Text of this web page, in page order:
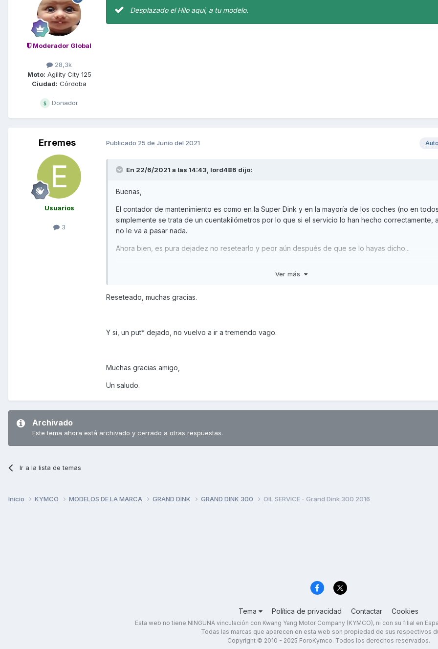
Moderador Global
28,3k
Moto: Agility City 125
Ciudad: Córdoba
Donador
Desplazado el Hilo aqui, a tu modelo.
Erremes
Usuarios
3
Publicado 25 de Junio del 2021
En 22/6/2021 a las 14:43, lord486 dijo:
Buenas,
El contador de mantenimiento es como en la Super Dink y en la mayoría de los coches (no en
simplemente se trata de un cuentakilómetros por lo que si el servicio lo han hecho correctamente,
no le va a pasar nada.
Ahora bien, es pura dejadez no resetearlo y peor aún después de que se lo hayas dicho...
Mode) y se puede poner a cero igual que los cuentakilómetros parciales (manteniendo pulsado el
Ver más
Reseteado, muchas gracias.
Y si, un put* dejado, no vuelvo a ir a tremendo vago.
Muchas gracias amigo,
Un saludo.
Archivado
Este tema ahora está archivado y cerrado a otras respuestas.
Ir a la lista de temas
Inicio KYMCO MODELOS DE LA MARCA GRAND DINK GRAND DINK 300 OIL SERVICE - Grand Dink 300 2016
Tema Política de privacidad Contactar Cookies
Esta web no tiene NINGUNA vinculación con Kwang Yang Motor Company (KYMCO), ni con su filial en
Todas las marcas que aparecen en esta web son propiedad de sus respectivos
Copyright © 2010 - 2025 ForoKymco. Todos los derechos reservados.